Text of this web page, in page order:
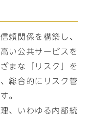
頼関係を構築し、
い公共サービスを
まな「リスク」を
総合的にリスク管
。
、いわゆる内部統